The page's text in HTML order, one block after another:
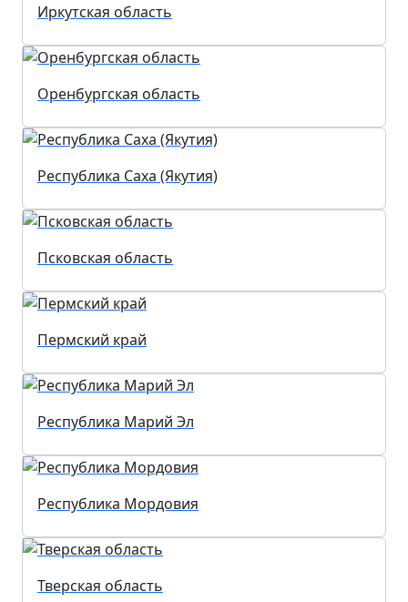
Иркутская область
Оренбургская область
Республика Саха (Якутия)
Псковская область
Пермский край
Республика Марий Эл
Республика Мордовия
Тверская область